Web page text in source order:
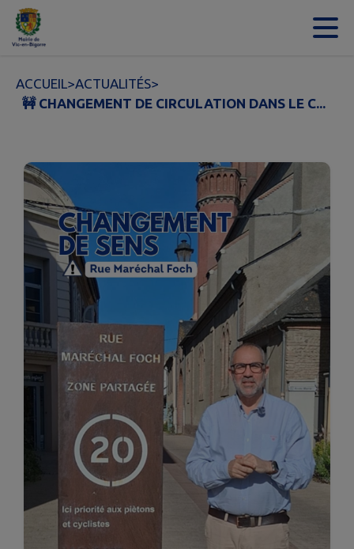
Contenu
ACCUEIL>ACTUALITÉS>
🚧 CHANGEMENT DE CIRCULATION DANS LE C...